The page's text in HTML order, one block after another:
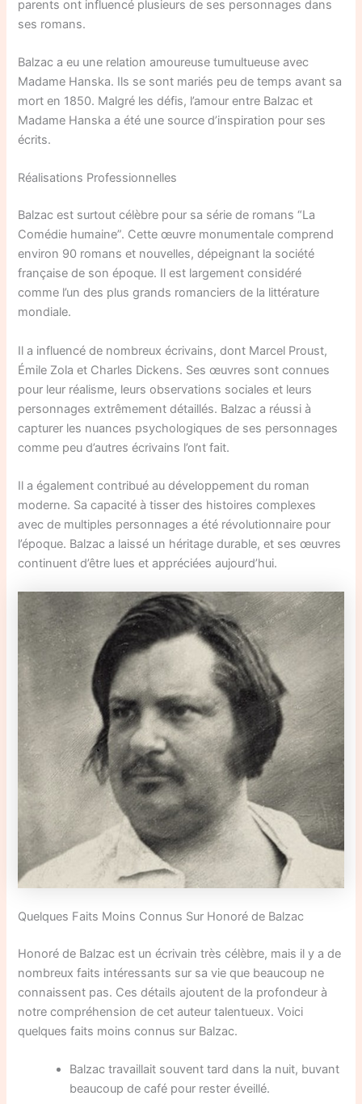
parents ont influencé plusieurs de ses personnages dans
ses romans.
Balzac a eu une relation amoureuse tumultueuse avec
Madame Hanska. Ils se sont mariés peu de temps avant sa
mort en 1850. Malgré les défis, l’amour entre Balzac et
Madame Hanska a été une source d’inspiration pour ses
écrits.
Réalisations Professionnelles
Balzac est surtout célèbre pour sa série de romans “La
Comédie humaine”. Cette œuvre monumentale comprend
environ 90 romans et nouvelles, dépeignant la société
française de son époque. Il est largement considéré
comme l’un des plus grands romanciers de la littérature
mondiale.
Il a influencé de nombreux écrivains, dont Marcel Proust,
Émile Zola et Charles Dickens. Ses œuvres sont connues
pour leur réalisme, leurs observations sociales et leurs
personnages extrêmement détaillés. Balzac a réussi à
capturer les nuances psychologiques de ses personnages
comme peu d’autres écrivains l’ont fait.
Il a également contribué au développement du roman
moderne. Sa capacité à tisser des histoires complexes
avec de multiples personnages a été révolutionnaire pour
l’époque. Balzac a laissé un héritage durable, et ses œuvres
continuent d’être lues et appréciées aujourd’hui.
Quelques Faits Moins Connus Sur Honoré de Balzac
Honoré de Balzac est un écrivain très célèbre, mais il y a de
nombreux faits intéressants sur sa vie que beaucoup ne
connaissent pas. Ces détails ajoutent de la profondeur à
notre compréhension de cet auteur talentueux. Voici
quelques faits moins connus sur Balzac.
Balzac travaillait souvent tard dans la nuit, buvant
beaucoup de café pour rester éveillé.